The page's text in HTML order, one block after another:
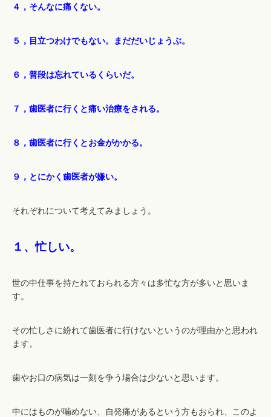
４，そんなに痛くない。
５，目立つわけでもない。まだだいじょうぶ。
６，普段は忘れているくらいだ。
７，歯医者に行くと痛い治療をされる。
８，歯医者に行くとお金がかかる。
９，とにかく歯医者が嫌い。
それぞれについて考えてみましょう。
１、忙しい。
世の中仕事を持たれておられる方々は多忙な方が多いと思いま
す。
その忙しさに紛れて歯医者に行けないというのが理由かと思われ
ます。
歯やお口の病気は一刻を争う場合は少ないと思います。
中にはものが噛めない、自発痛があるという方もおられ、このよ